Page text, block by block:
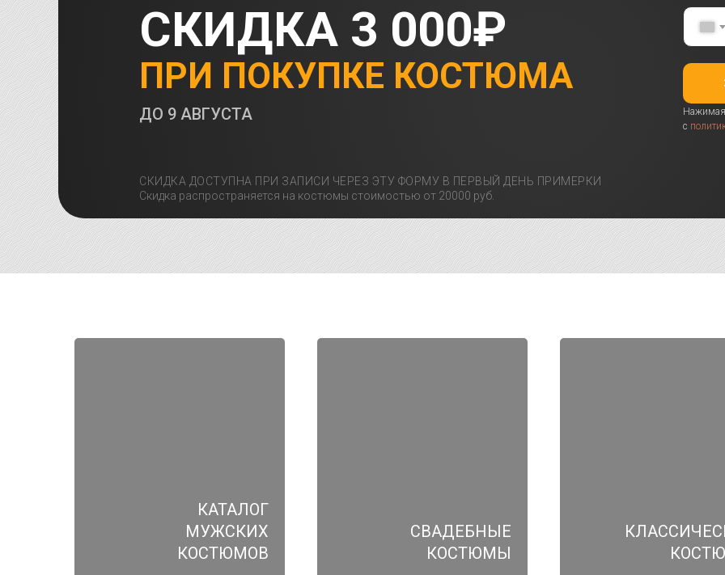
ПРИ ПОКУПКЕ КОСТЮМА
СКИДКА 3 000₽
СКИДКА ДОСТУПНА ПРИ ЗАПИСИ ЧЕРЕЗ ЭТУ ФОРМУ В ПЕРВЫЙ ДЕНЬ ПРИМЕРКИ
Скидка распространяется на костюмы стоимостью от 20000 руб.
ДО 9 АВГУСТА
Нажимая
с
КАТАЛОГ
МУЖСКИХ
КОСТЮМОВ
СВАДЕБНЫЕ
КОСТЮМЫ